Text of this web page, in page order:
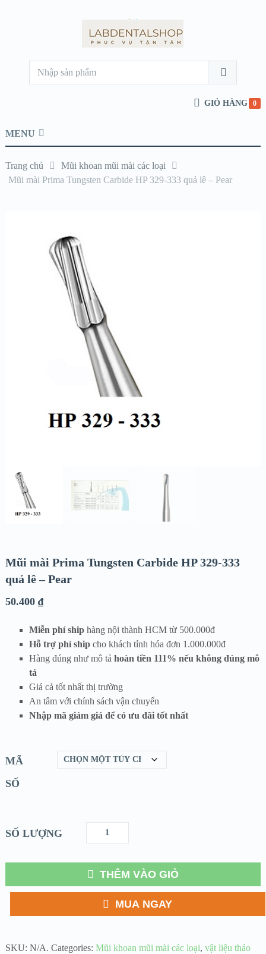
GIỎ HÀNG 0
MENU
Trang chủ
Mũi khoan mũi mài các loại
Mũi mài Prima Tungsten Carbide HP 329-333 quả lê – Pear
Mũi mài Prima Tungsten Carbide HP 329-333
quả lê – Pear
50.400 ₫
Miễn phí shiphàng nội thành HCM từ 500.000đ
Hỗ trợ phí shipcho khách tỉnh hóa đơn 1.000.000đ
Hàng đúng như mô tả hoàn tiền 111% nếu không đúng mô
tả
Giá cả tốt nhất thị trường
An tâm với chính sách vận chuyển
Nhập mã giảm giá để có ưu đãi tốt nhất
MÃ
SỐ
SỐ LƯỢNG
THÊM VÀO GIỎ
MUA NGAY
SKU: N/A. Categories: Mũi khoan mũi mài các loại, vật liệu tháo